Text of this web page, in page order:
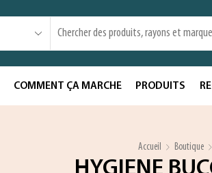
COMMENT ÇA MARCHE PRODUITS
Accueil Boutique